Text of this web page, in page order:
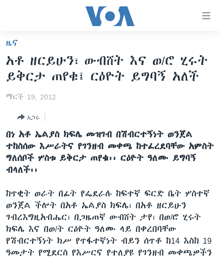
ማገናኛዎች
ዋናው
ይዘት
ወደ
እለፍ
ወደ
ዋናው
ይዘት
ኢትዮጵያ
አሜሪካ
መካከለኛው ምሥራቅ
ኑሮ በጤንነት
ቪዲዮ
የፎቶ መድብሎች
ክምችት
ይከተሉን
ዜና
አቶ ዘርይሁን፣ ውብሸት እና ወ/ሮ ሂሩት
ይቅርታ ጠየቁ፤ ርዕዮት ይግባኝ አለች
ማርች 19, 2012
አጋሩ
በነ አቶ ኤልያስ ክፍሌ መዝገብ በሽብርተኝነት ወንጀል
ተከስሰው እሥራትና የገንዘብ መቀጫ ከተፈረደባቸው አምስት
ግለሰቦች ሦስቱ ይቅርታ ጠየቁ፡፡ ርዕዮት ዓለሙ ይግባኝ
ብላለች፡፡
ከጥቂት ወራት በፊት የፌደራሉ ከፍተኛ ፍርድ ቤት ሦስተኛ
ወንጀል ችሎት በአቶ ኤልያስ ክፍሌ፣ በአቶ ዘርይሁን
ገብረእግዚአብሔር፣ በጋዜጠኛ ውብሸት ታየ፣ በወ/ሮ ሂሩት
ክፍሌ እና በወ/ት ርዕዮት ዓለሙ ላይ በቀረበባቸው
የሽብርተኝነት ክሥ የጥፋተኛነት ብይን ሰጥቶ ከ14 እስከ 19
ዓመታት የሚደርስ የእሥርና የተለያዩ የገንዘብ መቀጫዎችን